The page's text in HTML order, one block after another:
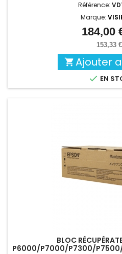
Référence:
Marque:
184,00
153,33 €
 Ajouter
 EN
BLOC
P6000/P7000/P7300/